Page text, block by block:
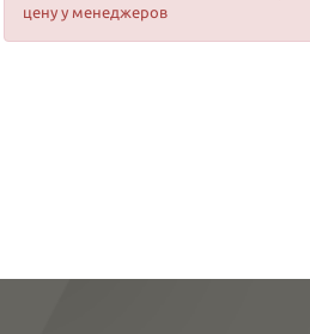
цену у менеджеров